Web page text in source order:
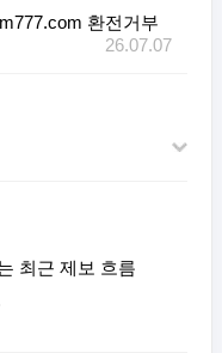
환전거부
26.07.07
최근 제보 흐름